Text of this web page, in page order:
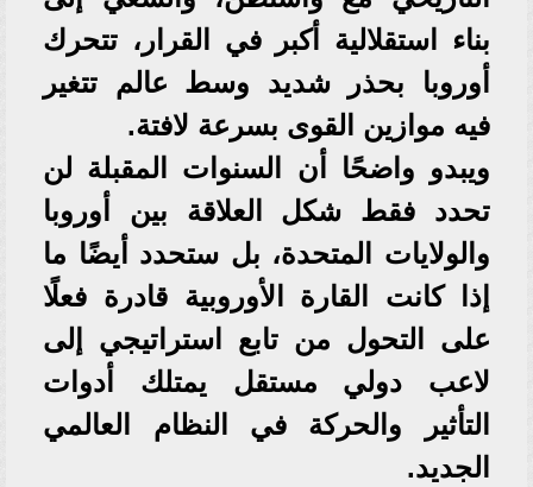
بناء استقلالية أكبر في القرار، تتحرك
أوروبا بحذر شديد وسط عالم تتغير
فيه موازين القوى بسرعة لافتة.
ويبدو واضحًا أن السنوات المقبلة لن
تحدد فقط شكل العلاقة بين أوروبا
والولايات المتحدة، بل ستحدد أيضًا ما
إذا كانت القارة الأوروبية قادرة فعلًا
على التحول من تابع استراتيجي إلى
لاعب دولي مستقل يمتلك أدوات
التأثير والحركة في النظام العالمي
الجديد.